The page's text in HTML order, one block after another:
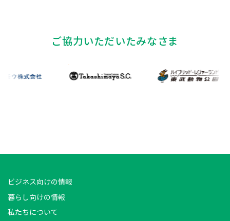
ご協力いただいたみなさま
ビジネス向けの情報
暮らし向けの情報
私たちについて